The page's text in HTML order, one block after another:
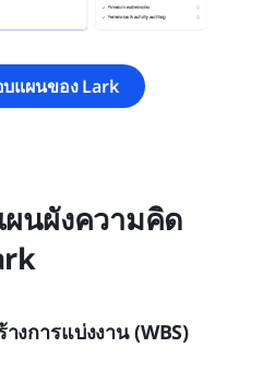
แผนของ Lark
นผังความคิด
งการแบ่งงาน (WBS)